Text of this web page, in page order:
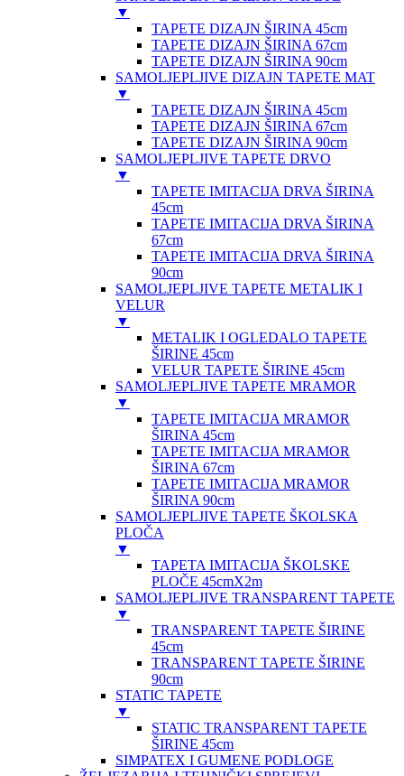
▼
TAPETE DIZAJN ŠIRINA 45cm
TAPETE DIZAJN ŠIRINA 67cm
TAPETE DIZAJN ŠIRINA 90cm
SAMOLJEPLJIVE DIZAJN TAPETE MAT
▼
TAPETE DIZAJN ŠIRINA 45cm
TAPETE DIZAJN ŠIRINA 67cm
TAPETE DIZAJN ŠIRINA 90cm
SAMOLJEPLJIVE TAPETE DRVO
▼
TAPETE IMITACIJA DRVA ŠIRINA
45cm
TAPETE IMITACIJA DRVA ŠIRINA
67cm
TAPETE IMITACIJA DRVA ŠIRINA
90cm
SAMOLJEPLJIVE TAPETE METALIK I
VELUR
▼
METALIK I OGLEDALO TAPETE
ŠIRINE 45cm
VELUR TAPETE ŠIRINE 45cm
SAMOLJEPLJIVE TAPETE MRAMOR
▼
TAPETE IMITACIJA MRAMOR
ŠIRINA 45cm
TAPETE IMITACIJA MRAMOR
ŠIRINA 67cm
TAPETE IMITACIJA MRAMOR
ŠIRINA 90cm
SAMOLJEPLJIVE TAPETE ŠKOLSKA
PLOČA
▼
TAPETA IMITACIJA ŠKOLSKE
PLOČE 45cmX2m
SAMOLJEPLJIVE TRANSPARENT TAPETE
▼
TRANSPARENT TAPETE ŠIRINE
45cm
TRANSPARENT TAPETE ŠIRINE
90cm
STATIC TAPETE
▼
STATIC TRANSPARENT TAPETE
ŠIRINE 45cm
SIMPATEX I GUMENE PODLOGE